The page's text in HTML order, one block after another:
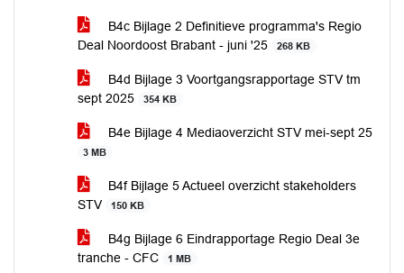
B4c Bijlage 2 Definitieve programma's Regio
Deal Noordoost Brabant - juni '25
268 KB
B4d Bijlage 3 Voortgangsrapportage STV tm
sept 2025
354 KB
B4e Bijlage 4 Mediaoverzicht STV mei-sept 25
3 MB
B4f Bijlage 5 Actueel overzicht stakeholders
STV
150 KB
B4g Bijlage 6 Eindrapportage Regio Deal 3e
tranche - CFC
1 MB